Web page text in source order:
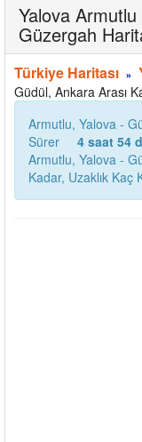
Yalova
Güzergah
Türkiye Haritası »
Güdül, Ankara Arası
Armutlu, Yalova -
Sürer
4 saat 54
Armutlu, Yalova -
Kadar, Uzaklık Kaç